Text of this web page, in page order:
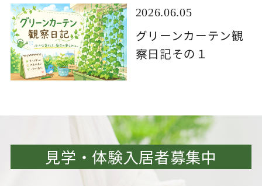
2026.06.05
グリーンカーテン観
察日記その１
見学・体験入居者募集中